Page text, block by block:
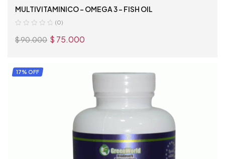
MULTIVITAMINICO – OMEGA 3 – FISH OIL
(0)
$90.000 $ 75.000
AÑADIR AL CARRITO
17% OFF